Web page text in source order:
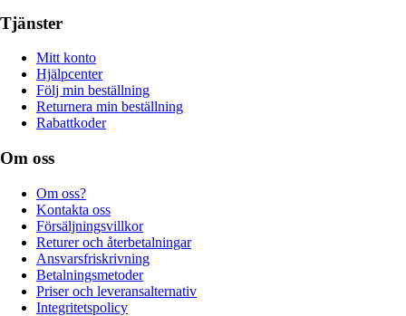
Tjänster
Mitt konto
Hjälpcenter
Följ min beställning
Returnera min beställning
Rabattkoder
Om oss
Om oss?
Kontakta oss
Försäljningsvillkor
Returer och återbetalningar
Ansvarsfriskrivning
Betalningsmetoder
Priser och leveransalternativ
Integritetspolicy